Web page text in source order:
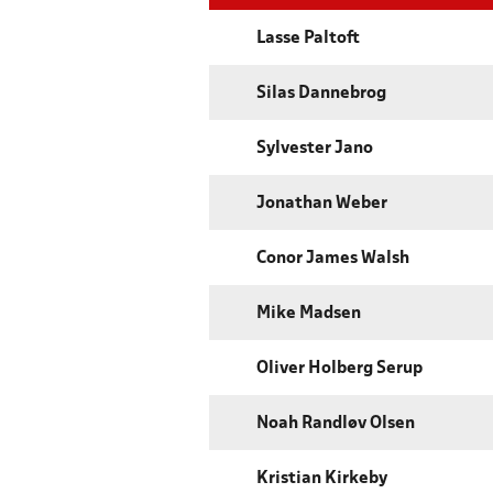
Lasse Paltoft
Silas Dannebrog
Sylvester Jano
Jonathan Weber
Conor James Walsh
Mike Madsen
Oliver Holberg Serup
Noah Randløv Olsen
Kristian Kirkeby